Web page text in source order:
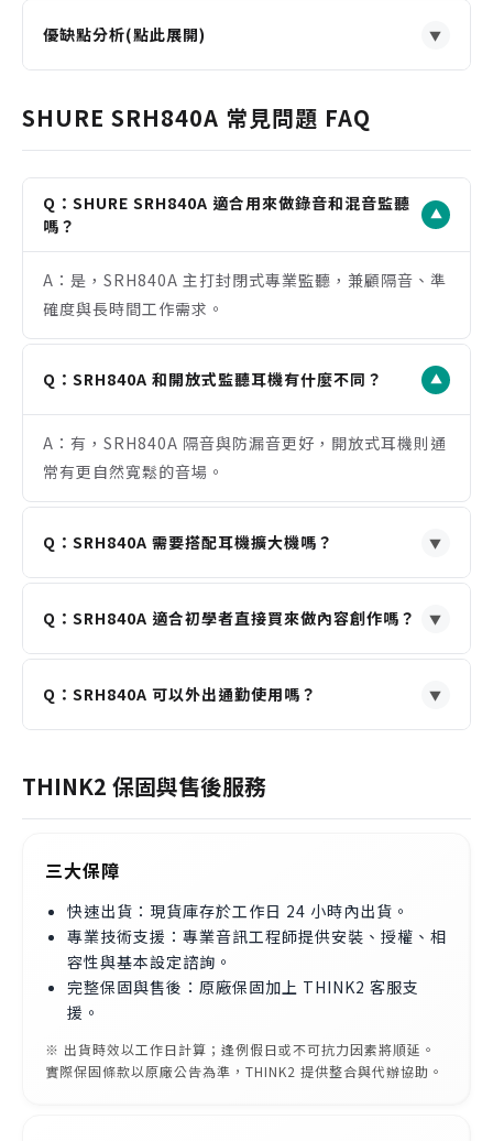
優缺點分析(點此展開) ▼
封閉式設計兼顧監聽準確度與錄音時的漏音控制
40mm 動圈單體提供平衡、清晰且具工作參考性的聲
40 歐姆阻抗相對容易搭配錄音介面與一般耳機輸出設
備
長時間配戴舒適度佳，適合剪輯、錄音與混音工作流
程
注意事項
封閉式耳罩音場表現與開放式耳機不同，母帶用途可
搭配交叉比對
耳機類型
SHURE SRH840A 常見問題 FAQ
Q：SHURE SRH840A 適合用來做錄音和混音監聽
嗎？
▼
A：是，SRH840A 主打封閉式專業監聽，兼顧隔音、準
確度與長時間工作需求。
Q：SRH840A 和開放式監聽耳機有什麼不同？ ▼
A：有，SRH840A 隔音與防漏音更好，開放式耳機則通
常有更自然寬鬆的音場。
Q：SRH840A 需要搭配耳機擴大機嗎？ ▼
般耳機輸出即可使用。
Q：SRH840A 適合初學者直接買來做內容創作嗎？ ▼
錄音與剪輯新手很友善。
Q：SRH840A 可以外出通勤使用嗎？ ▼
定場域的監聽與錄音使用。
THINK2 保固與售後服務
三大保障
快速出貨：現貨庫存於工作日 24 小時內出貨。
專業技術支援：專業音訊工程師提供安裝、授權、相
容性與基本設定諮詢。
完整保固與售後：原廠保固加上 THINK2 客服支
援。
※ 出貨時效以工作日計算；逢例假日或不可抗力因素將順延。
實際保固條款以原廠公告為準，THINK2 提供整合與代辦協助。